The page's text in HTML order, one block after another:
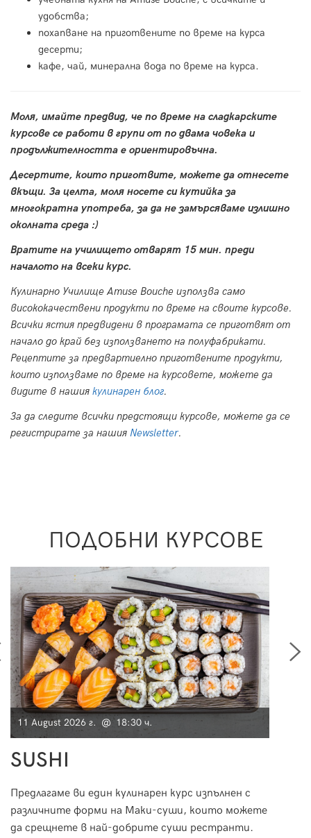
удобства;
похапване на приготвените по време на курса
десерти;
кафе, чай, минерална вода по време на курса.
Моля, имайте предвид, че по време на сладкарските
курсове се работи в групи от по двама човека и
продължителността е ориентировъчна.
Десертите, които приготвите, можете да отнесете
вкъщи. За целта, моля носете си кутийка за
многократна употреба, за да не замърсяваме излишно
околната среда :)
Вратите на училището отварят 15 мин. преди
началото на всеки курс.
Кулинарно Училище Amuse Bouche използва само
висококачествени продукти по време на своите курсове.
Всички ястия предвидени в програмата се приготвят от
начало до край без използването на полуфабрикати.
Рецептите за предвартиелно приготвените продукти,
които използваме по време на курсовете, можете да
видите в нашия кулинарен блог.
За да следите всички предстоящи курсове, можете да се
регистрирате за нашия Newsletter.
ПОДОБНИ КУРСОВЕ
11 August 2026 г. @ 18:30 ч.
SUSHI
Предлагаме ви един кулинарен курс изпълнен с
различните форми на Маки-суши, които можете
да срещнете в най-добрите суши рестранти.